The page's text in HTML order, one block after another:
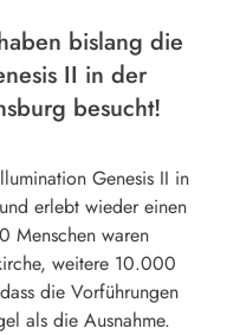
bislang die
II in der
besucht!
Genesis II in
erlebt wieder einen
Menschen waren
weitere 10.000
die Vorführungen
als die Ausnahme.